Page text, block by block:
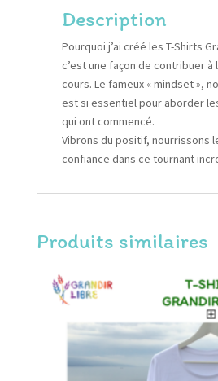
Description
Pourquoi j’ai créé les T-Shirts
c’est une façon de contribuer à
cours. Le fameux « mindset »,
est si essentiel pour aborder
qui ont commencé.
Vibrons du positif, nourrissons
confiance dans ce tournant
Produits similaires